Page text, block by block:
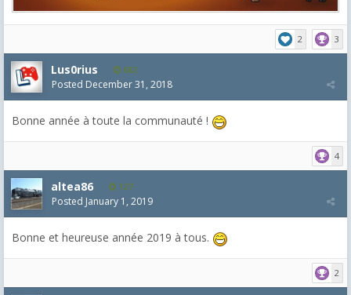
2 3
Lus0rius 682
Posted December 31, 2018
Bonne année à toute la communauté !
4
altea86 127
Posted January 1, 2019
Bonne et heureuse année 2019 à tous.
2